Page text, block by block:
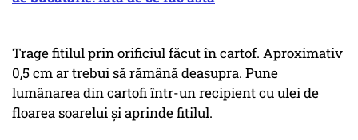
Trage fitilul prin orificiul făcut în cartof. Aproximativ
0,5 cm ar trebui să rămână deasupra. Pune
lumânarea din cartofi într-un recipient cu ulei de
floarea soarelui și aprinde fitilul.